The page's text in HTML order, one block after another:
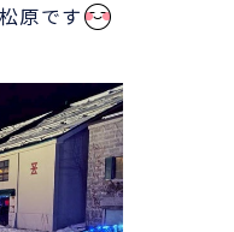
原です